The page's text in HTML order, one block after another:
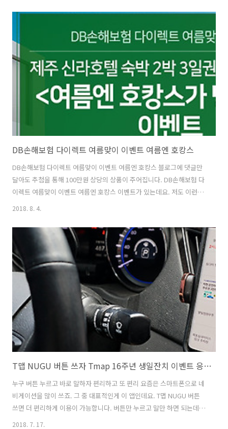
많이 찾더군요. 아직은 좀 추워도 옷 입으면 견딜만하긴 하지만 몇일 더
있는 분들은 더 관심이 가는 내용일텐데요. 갑자기 추워진 날씨에 난방용
품 증정이벤트가 있군요. 내차 보험료 확인만 하면 추첨을 통해서 신일
미니 소형 전기난로, 슈피겐 에센셜 휴대용 충전식 손난로 보조배터리,
따숲 난방텐트 원터치 2..
DB손해보험 다이렉트 여름맞이 이벤트 여름엔 호캉스
DB손해보험 다이렉트 여름맞이 이벤트 여름엔 호캉스 블로그에 댓글만
달아도 추첨을 통해 100만원 상당의 상품이 주어집니다. DB손해보험 다
이렉트 여름맞이 이벤트 여름엔 호캉스 이벤트가 있는데요. 저도 이런곳
에서 좀 푹 쉬다 오고 싶다라고 생각한적이 있는데요. 딱 필요한 이벤트
입니다. 제주도 하면 자동차 렌트 생각나게 될텐데요. 그리고 자동차 하
면 보험 생각나지 않나요/ 다이렉트도 차보다 사람이 먼저 DB손해보험
다이렉트가 메시지인것 같습니다. 추첨을 통해서 신라호텔 2박 3일 숙박
권을 준다고 하는데요. 본관 스탠다드 트윈 OR 더블 + 2인 조식을 준다
고 하네요. 신라호텔 홈페이지에서 쭉 둘러봤는데요. 너무 그림 같네요.
이런 곳에 ..
2018. 8. 4.
T맵 NUGU 버튼 쓰자 Tmap 16주년 생일잔치 이벤트 응모하고 받자
누구 버튼 누르고 바로 말하자 편리하고 또 편리 요즘은 스마트폰으로 네
비게이션을 많이 쓰죠. 그 중 대표적인게 이 앱인데요. T맵 NUGU 버튼
쓰면 더 편리하게 이용이 가능합니다. 버튼만 누르고 말만 하면 되는데
요. Tmap 16주년 생일잔치 이벤트도 하고 있네요. T맵 NUGU 버튼 선물
2018. 7. 17.